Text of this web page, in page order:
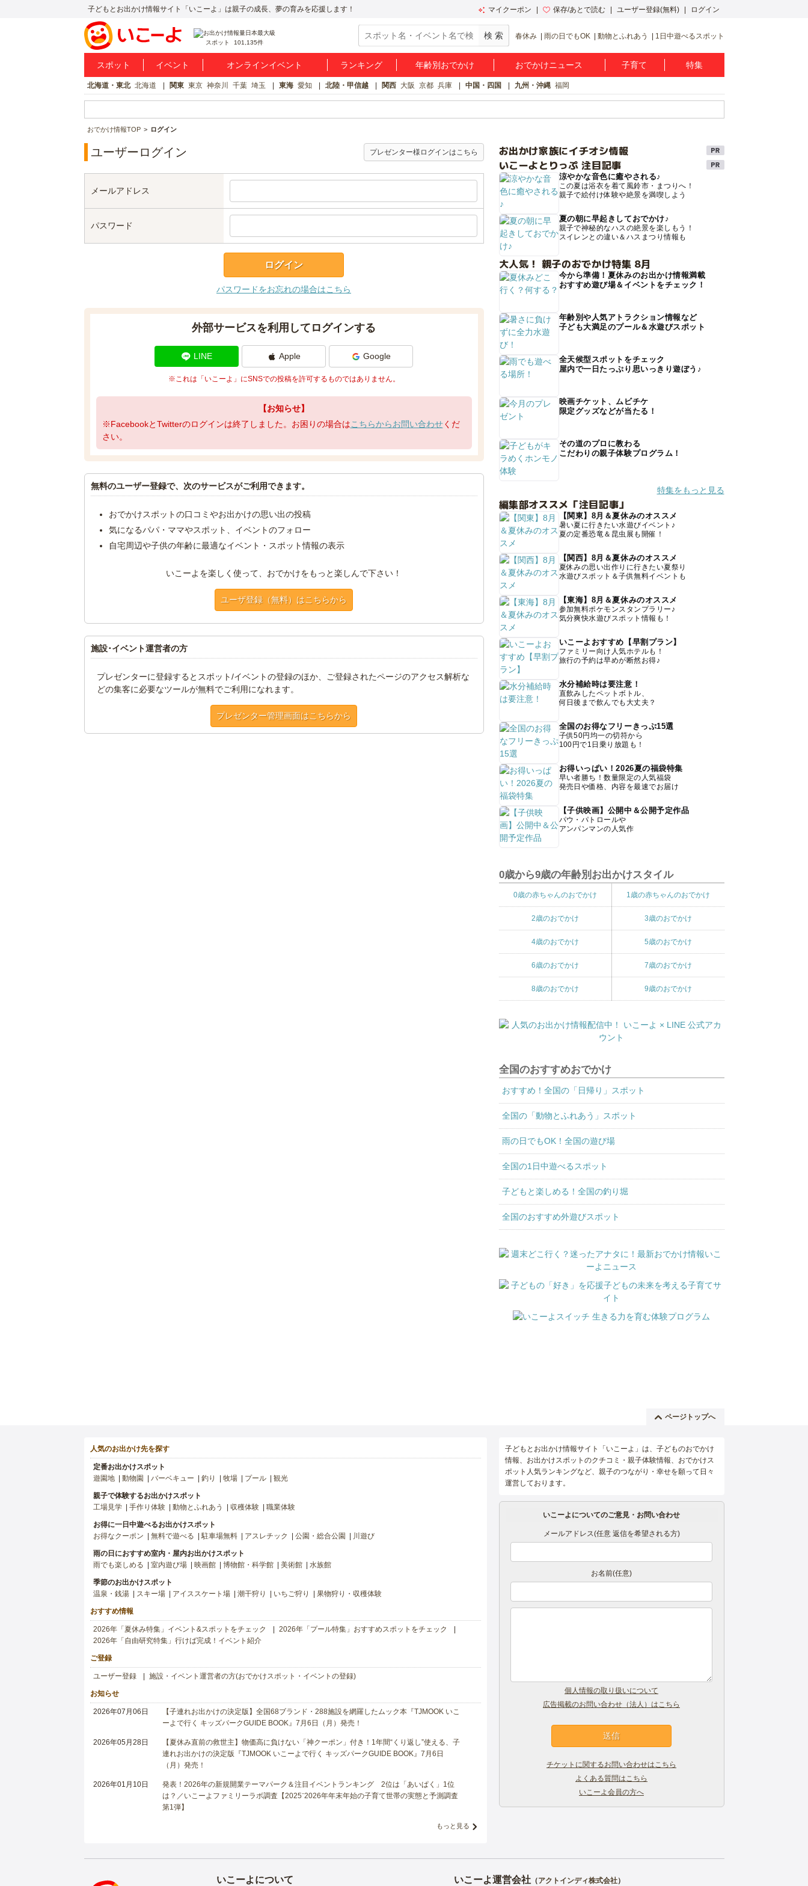
子どもとお出かけ情報サイト「いこーよ」は親子の成長、夢の育みを応援します！ マイクーポン 保存/あとで読む ユーザー登録(無料) ログイン
スポット 101,135件
春休み 雨の日でもOK 動物とふれあう 1日中遊べるスポット
スポット イベント オンラインイベント ランキング 年齢別おでかけ おでかけニュース 子育て 特集
北海道・東北 北海道 関東 東京 神奈川 千葉 埼玉 東海 愛知 北陸・甲信越 関西 大阪 京都 兵庫 中国・四国 九州・沖縄 福岡
おでかけ情報TOP ログイン
ユーザーログイン プレゼンター様ログインはこちら
メールアドレス
パスワード
パスワードをお忘れの場合はこちら
外部サービスを利用してログインする
LINE Apple Google
※これは「いこーよ」にSNSでの投稿を許可するものではありません。
【お知らせ】
※FacebookとTwitterのログインは終了しました。お困りの場合はこちらからお問い合わせくだ
さい。
無料のユーザー登録で、次のサービスがご利用できます。
おでかけスポットの口コミやお出かけの思い出の投稿
気になるパパ・ママやスポット、イベントのフォロー
自宅周辺や子供の年齢に最適なイベント・スポット情報の表示
いこーよを楽しく使って、おでかけをもっと楽しんで下さい！
ユーザ登録（無料）はこちらから
施設･イベント運営者の方
プレゼンターに登録するとスポット/イベントの登録のほか、ご登録されたページのアクセス解析な
どの集客に必要なツールが無料でご利用になれます。
プレゼンター管理画面はこちらから
お出かけ家族にイチオシ情報
いこーよとりっぷ 注目記事
涼やかな音色に癒やされる♪
この夏は浴衣を着て風鈴市・まつりへ！
親子で絵付け体験や絶景を満喫しよう
夏の朝に早起きしておでかけ♪
親子で神秘的なハスの絶景を楽しもう！
スイレンとの違い＆ハスまつり情報も
大人気！ 親子のおでかけ特集 8月
今から準備！夏休みのお出かけ情報満載
おすすめ遊び場＆イベントをチェック！
年齢別や人気アトラクション情報など
子ども大満足のプール＆水遊びスポット
全天候型スポットをチェック
屋内で一日たっぷり思いっきり遊ぼう♪
映画チケット、ムビチケ
限定グッズなどが当たる！
その道のプロに教わる
こだわりの親子体験プログラム！
特集をもっと見る
編集部オススメ「注目記事」
【関東】8月＆夏休みのオススメ
暑い夏に行きたい水遊びイベント♪
夏の定番恐竜＆昆虫展も開催！
【関西】8月＆夏休みのオススメ
夏休みの思い出作りに行きたい夏祭り
水遊びスポット＆子供無料イベントも
【東海】8月＆夏休みのオススメ
参加無料ポケモンスタンプラリー♪
気分爽快水遊びスポット情報も！
いこーよおすすめ【早割プラン】
ファミリー向け人気ホテルも！
旅行の予約は早めが断然お得♪
水分補給時は要注意！
直飲みしたペットボトル、
何日後まで飲んでも大丈夫？
全国のお得なフリーきっぷ15選
子供50円均一の切符から
100円で1日乗り放題も！
お得いっぱい！2026夏の福袋特集
早い者勝ち！数量限定の人気福袋
発売日や価格、内容を最速でお届け
【子供映画】公開中＆公開予定作品
パウ・パトロールや
アンパンマンの人気作
0歳から9歳の年齢別お出かけスタイル
0歳の赤ちゃんのおでかけ 1歳の赤ちゃんのおでかけ
2歳のおでかけ 3歳のおでかけ
4歳のおでかけ 5歳のおでかけ
6歳のおでかけ 7歳のおでかけ
8歳のおでかけ 9歳のおでかけ
全国のおすすめおでかけ
おすすめ！全国の「日帰り」スポット
全国の「動物とふれあう」スポット
雨の日でもOK！全国の遊び場
全国の1日中遊べるスポット
子どもと楽しめる！全国の釣り堀
全国のおすすめ外遊びスポット
ページトップへ
人気のお出かけ先を探す
定番お出かけスポット
遊園地
動物園 バーベキュー 釣り 牧場 プール 観光
親子で体験するお出かけスポット
工場見学
手作り体験 動物とふれあう 収穫体験 職業体験
お得に一日中遊べるお出かけスポット
お得なクーポン
無料で遊べる 駐車場無料 アスレチック 公園・総合公園 川遊び
雨の日におすすめ室内・屋内お出かけスポット
雨でも楽しめる
室内遊び場 映画館 博物館・科学館 美術館 水族館
季節のお出かけスポット
温泉・銭湯
スキー場 アイススケート場 潮干狩り いちご狩り 果物狩り・収穫体験
おすすめ情報
2026年「夏休み特集」イベント&スポットをチェック
2026年「プール特集」おすすめスポットをチェック
2026年「自由研究特集」行けば完成！イベント紹介
ご登録
ユーザー登録 施設・イベント運営者の方(おでかけスポット・イベントの登録)
お知らせ
2026年07月06日
【子連れお出かけの決定版】全国68ブランド・288施設を網羅したムック本『TJMOOK いこ
ーよで行く キッズパークGUIDE BOOK』7月6日（月）発売！
2026年05月28日
【夏休み直前の救世主】物価高に負けない「神クーポン」付き！1年間“くり返し”使える、子
連れお出かけの決定版『TJMOOK いこーよで行く キッズパークGUIDE BOOK』7月6日
（月）発売！
2026年01月10日
発表！2026年の新規開業テーマパーク＆注目イベントランキング 2位は「あいぱく」1位
は？／いこーよファミリーラボ調査【2025⁻2026年年末年始の子育て世帯の実態と予測調査
第1弾】
もっと見る
子どもとお出かけ情報サイト「いこーよ」は、子どものおでかけ
情報、お出かけスポットのクチコミ・親子体験情報、おでかけス
ポット人気ランキングなど、親子のつながり・幸せを願って日々
運営しております。
いこーよについてのご意見・お問い合わせ
メールアドレス(任意 返信を希望される方)
お名前(任意)
個人情報の取り扱いについて
広告掲載のお問い合わせ（法人）はこちら
チケットに関するお問い合わせはこちら
よくある質問はこちら
いこーよ会員の方へ
いこーよについて いこーよ運営会社（アクトインディ株式会社）